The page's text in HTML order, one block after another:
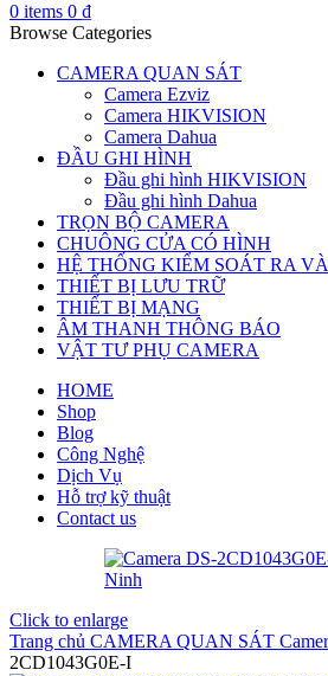
0 items 0 ₫
Browse Categories
CAMERA QUAN SÁT
Camera Ezviz
Camera HIKVISION
Camera Dahua
ĐẦU GHI HÌNH
Đầu ghi hình HIKVISION
Đầu ghi hình Dahua
TRỌN BỘ CAMERA
CHUÔNG CỬA CÓ HÌNH
HỆ THỐNG KIỂM SOÁT RA
THIẾT BỊ LƯU TRỮ
THIẾT BỊ MẠNG
ÂM THANH THÔNG BÁO
VẬT TƯ PHỤ CAMERA
HOME
Shop
Blog
Công Nghệ
Dịch Vụ
Hỗ trợ kỹ thuật
Contact us
Click to enlarge
Trang chủ CAMERA QUAN SÁT
2CD1043G0E-I